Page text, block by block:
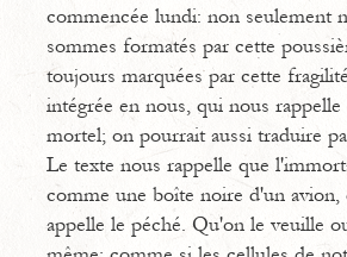
commencée lundi: non seulement
sommes formatés par cette
toujours marquées par cette
intégrée en nous, qui nous
mortel; on pourrait aussi traduire
Le texte nous rappelle que
comme une boîte noire d'un avion,
appelle le péché. Qu'on le veuille